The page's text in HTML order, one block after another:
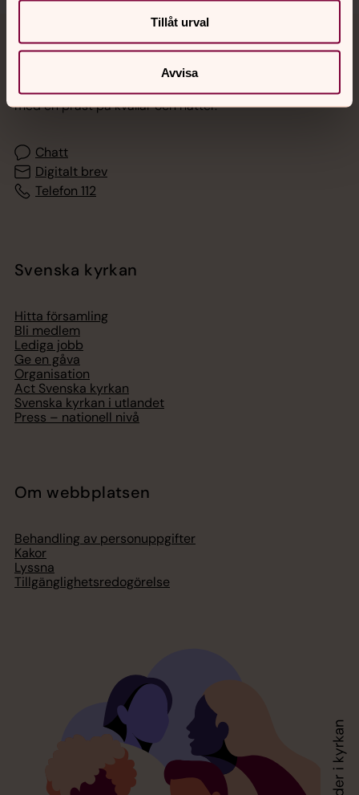
Tillåt urval
Avvisa
Jourhavande präst
med en präst på kvällar och nätter.
Chatt
Digitalt brev
Telefon 112
Svenska kyrkan
Hitta församling
Bli medlem
Lediga jobb
Ge en gåva
Organisation
Act Svenska kyrkan
Svenska kyrkan i utlandet
Press – nationell nivå
Om webbplatsen
Behandling av personuppgifter
Kakor
Lyssna
Tillgänglighetsredogörelse